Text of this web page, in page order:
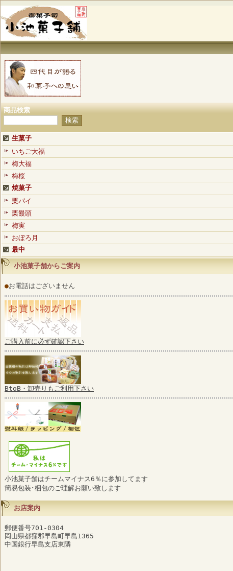
商品検索
生菓子
いちご大福
梅大福
梅桜
焼菓子
栗パイ
栗饅頭
梅実
おぼろ月
最中
小池菓子舗からご案内
●お電話はございません
ご購入前に必ず確認下さい
BtoB・卸売りもご利用下さい
小池菓子舗はチームマイナス6％に参加してます
簡易包装･梱包のご理解お願い致します
お店案内
郵便番号701-0304
岡山県都窪郡早島町早島1365
中国銀行早島支店東隣